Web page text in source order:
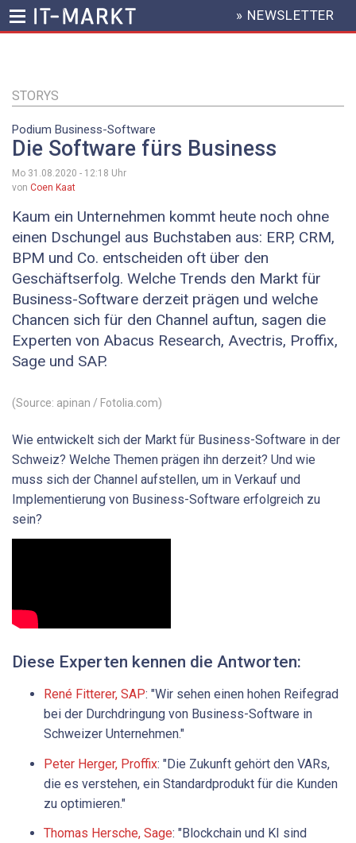
Inhalt
HEADER
MENU
» NEWSLETTER
STORYS
Podium Business-Software
Die Software fürs Business
Mo 31.08.2020 - 12:18 Uhr
von Coen Kaat
Kaum ein Unternehmen kommt heute noch ohne
einen Dschungel aus Buchstaben aus: ERP, CRM,
BPM und Co. entscheiden oft über den
Geschäftserfolg. Welche Trends den Markt für
Business-Software derzeit prägen und welche
Chancen sich für den Channel auftun, sagen die
Experten von Abacus Research, Avectris, Proffix,
Sage und SAP.
(Source: apinan / Fotolia.com)
Wie entwickelt sich der Markt für Business-Software in der
Schweiz? Welche Themen prägen ihn derzeit? Und wie
muss sich der Channel aufstellen, um in Verkauf und
Implementierung von Business-Software erfolgreich zu
sein?
Diese Experten kennen die Antworten:
René Fitterer, SAP: "Wir sehen einen hohen Reifegrad
bei der Durchdringung von Business-Software in
Schweizer Unternehmen."
Peter Herger, Proffix: "Die Zukunft gehört den VARs,
die es verstehen, ein Standardprodukt für die Kunden
zu optimieren."
Thomas Hersche, Sage: "Blockchain und KI sind